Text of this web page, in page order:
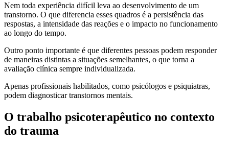
Nem toda experiência difícil leva ao desenvolvimento de um
transtorno. O que diferencia esses quadros é a persistência das
respostas, a intensidade das reações e o impacto no funcionamento
ao longo do tempo.
Outro ponto importante é que diferentes pessoas podem responder
de maneiras distintas a situações semelhantes, o que torna a
avaliação clínica sempre individualizada.
Apenas profissionais habilitados, como psicólogos e psiquiatras,
podem diagnosticar transtornos mentais.
O trabalho psicoterapêutico no contexto
do trauma